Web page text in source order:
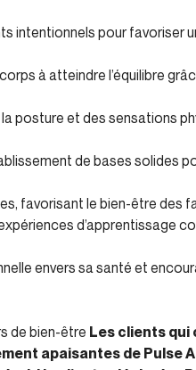
intentionnels pour favoriser
à atteindre l’équilibre
posture et des sensations
de bases solides
favorisant le bien-être des
d’apprentissage
envers sa santé et
de bien-être Les clients qui
apaisantes de Pulse